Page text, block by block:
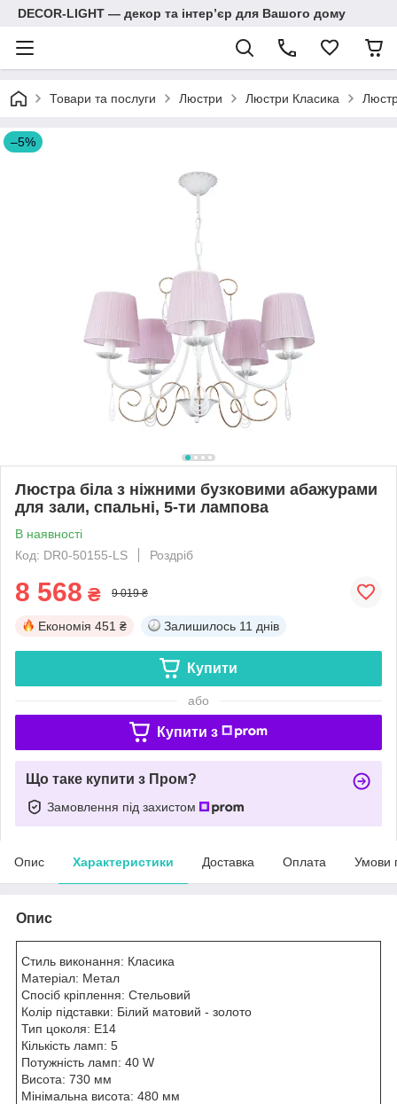
DECOR-LIGHT — декор та інтерʼєр для Вашого дому
Товари та послуги Люстри Люстри Класика
–5%
Люстра біла з ніжними бузковими абажурами
для зали, спальні, 5-ти лампова
В наявності
Код: DR0-50155-LS
Роздріб
8 568 ₴ 9 019 ₴
Економія 451 ₴ Залишилось 11 днів
Купити
або
Купити з
Що таке купити з Пром?
Замовлення під захистом
Опис Характеристики Доставка Оплата Умови
Опис
Стиль виконання: Класика
Матеріал: Метал
Спосіб кріплення: Стельовий
Колір підставки: Білий матовий - золото
Тип цоколя: E14
Кількість ламп: 5
Потужність ламп: 40 W
Висота: 730 мм
Мінімальна висота: 480 мм